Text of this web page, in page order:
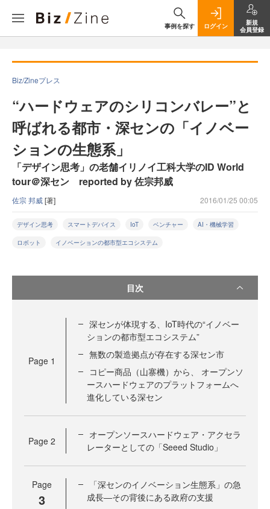
事例を探す ログイン
新規
会員登録
Biz/Zineプレス
“ハードウェアのシリコンバレー”と
呼ばれる都市・深センの「イノベー
ションの生態系」
「デザイン思考」の老舗イリノイ工科大学のID World
tour＠深セン reported by 佐宗邦威
佐宗 邦威[著] 2016/01/25 00:05
デザイン思考 スマートデバイス IoT ベンチャー AI・機械学習
ロボット イノベーションの都市型エコシステム
目次
Page 1
深センが体現する、IoT時代の“イノベー
ションの都市型エコシステム”
無数の製造拠点が存在する深セン市
コピー商品（山寨機）から、 オープンソ
ースハードウェアのプラットフォームへ
進化している深セン
Page 2
オープンソースハードウェア・アクセラ
レーターとしての「Seeed Studio」
Page
3
「深センのイノベーション生態系」の急
成長―その背後にある政府の支援